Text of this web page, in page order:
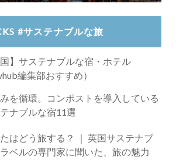
#サステナブルな旅
国】サステナブルな宿・ホテル
編集部おすすめ）
を循環。コンポストを導入している
ナブルな宿11選
う旅する？ ｜ 英国サステナブ
ベルの専門家に聞いた、旅の魅力